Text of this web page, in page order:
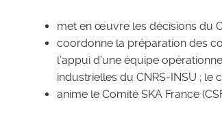
met en œuvre les décisions du
coordonne la préparation des
l’appui d’une équipe
industrielles du CNRS-INSU ; le
anime le Comité SKA France